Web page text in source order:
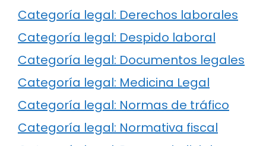
Categoría legal: Derechos laborales
Categoría legal: Despido laboral
Categoría legal: Documentos legales
Categoría legal: Medicina Legal
Categoría legal: Normas de tráfico
Categoría legal: Normativa fiscal